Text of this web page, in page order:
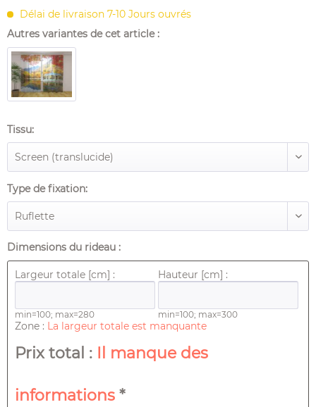
Délai de livraison 7-10 Jours ouvrés
Autres variantes de cet article :
Tissu:
Type de fixation:
Dimensions du rideau :
Largeur totale [cm] : Hauteur [cm] :
min=100; max=280 min=100; max=300
Zone : La largeur totale est manquante
Prix ​​total : Il manque des
informations *